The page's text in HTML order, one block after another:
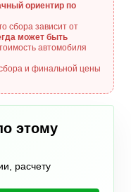
ориентир по
сбора зависит от
может быть
автомобиля
и финальной цены
этому
расчету